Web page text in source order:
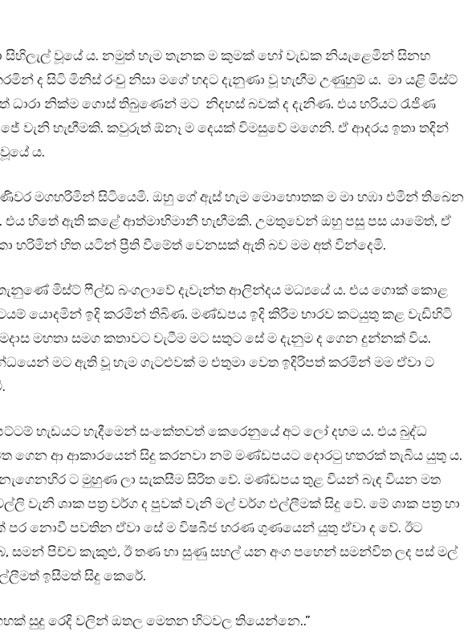
සිහිලැල් වූයේ ය. නමුත් හැම තැනක ම කුමක් හෝ වැඩක නියැළෙමින් සිනහ
ද සිටි මිනිස් රංචු නිසා මගේ හදට දැනුණා වූ හැඟීම උණුහුම් ය. මා යළි මිස්ට්
ධාරා නික්ම ගොස් තිබුණෙන් මට නිදහස් බවක් ද දැනිණ. එය හරියට රැජිණ
වැනි හැඟීමකි. කවුරුත් ඕනෑ ම දෙයක් විමසුවේ මගෙනි. ඒ ආදරය ඉතා තදින්
ය.
මගහරිමින් සිටියෙමි. ඔහු ගේ ඇස් හැම මොහොතක ම මා හඹා එමින් තිබෙන
එය හිතේ ඇති කළේ ආත්මාභිමානී හැඟීමකි. උමතුවෙන් ඔහු පසු පස යාමේත්, ඒ
හරිමින් හිත යටින් ප්‍රීති වීමේත් වෙනසක් ඇති බව මම අත් වින්දෙමි.
මිස්ට් ෆීල්ඩ් බංගලාවේ දැවැන්ත ආලින්දය මධ්‍යයේ ය. එය ගොක් කොළ
යොදමින් ඉදි කරමින් තිබිණ. මණ්ඩපය ඉදි කිරීම භාරව කටයුතු කළ වැඩිහිටි
මහතා සමග කතාවට වැටීම මට සතුට සේ ම දැනුම ද ගෙන දුන්නක් විය.
මට ඇති වූ හැම ගැටළුවක් ම එතුමා වෙත ඉදිරිපත් කරමින් මම ඒවා ට
හැඩයට හැදීමෙන් සංකේතවත් කෙරෙනුයේ අට ලෝ දහම ය. එය බුද්ධ
ගෙන ආ ආකාරයෙන් සිදු කරනවා නම් මණ්ඩපයට දොරටු හතරක් තැබිය යුතු ය.
නැගෙනහිර ට මුහුණ ලා සැකසීම සිරිත වේ. මණ්ඩපය තුළ වියන් බැඳ වියන මත
වැනි ශාක පත්‍ර වර්ග ද පුවක් වැනි මල් වර්ග එල්ලීමක් සිදු වේ. මේ ශාක පත්‍ර හා
පර නොවී පවතින ඒවා සේ ම විෂබීජ හරණ ගුණයෙන් යුතු ඒවා ද වේ. ඊට
සමන් පිච්ච කැකුළු, ඊ තණ හා සුණු සහල් යන අංග පහෙන් සමන්විත ලද පස් මල්
ඉසීමත් සිදු කෙරේ.
සුදු රෙදි වලින් ඔතල මෙතන හිටවල තියෙන්නෙ..”